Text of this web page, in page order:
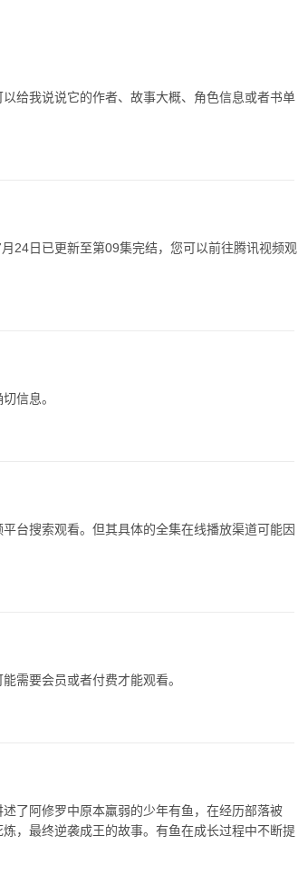
给我说说它的作者、故事大概、角色信息或者书单
24日已更新至第09集完结，您可以前往腾讯视频观
信息。
台搜索观看。但其具体的全集在线播放渠道可能因
需要会员或者付费才能观看。
了阿修罗中原本羸弱的少年有鱼，在经历部落被
，最终逆袭成王的故事。有鱼在成长过程中不断提